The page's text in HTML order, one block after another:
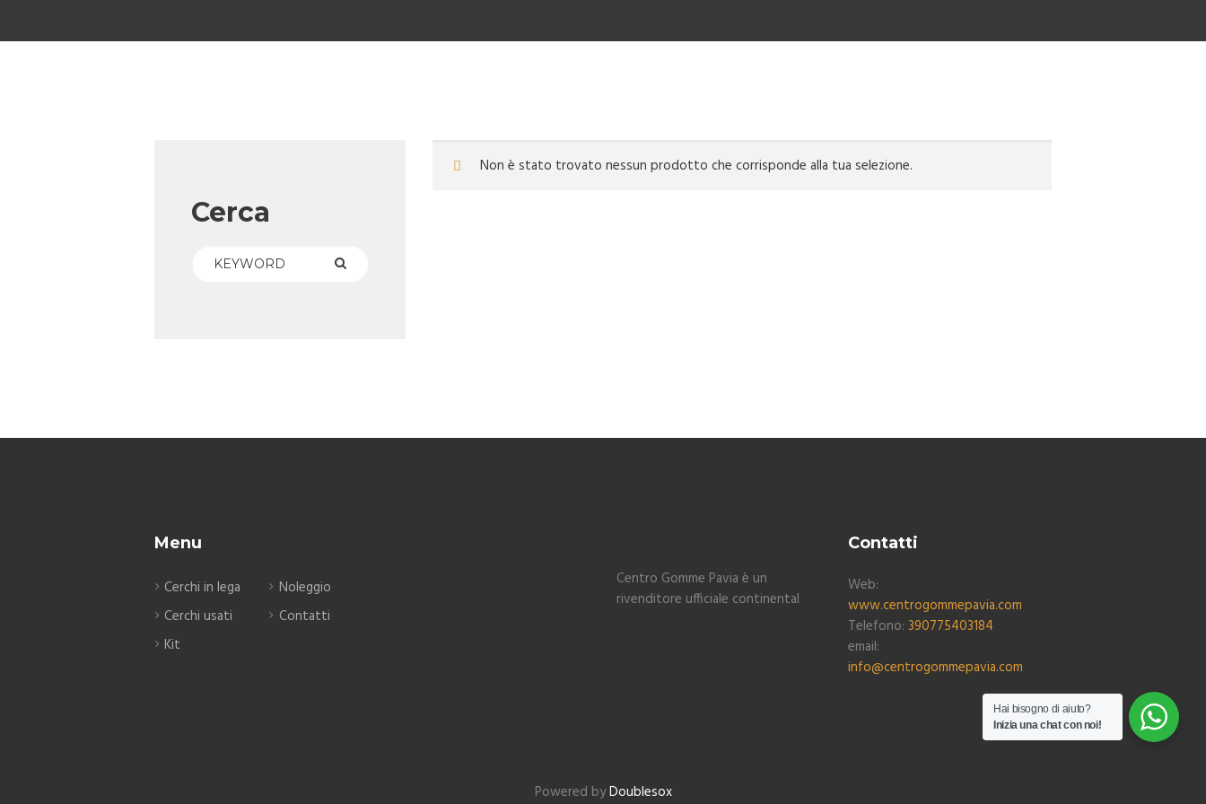
Non è stato trovato nessun prodotto che corrisponde alla tua selezione.
Cerca
Menu
Cerchi in lega
Cerchi usati
Kit
Noleggio
Contatti
Centro Gomme Pavia è un
rivenditore ufficiale continental
Contatti
Web:
www.centrogommepavia.com
Telefono: 390775403184
email:
info@centrogommepavia.com
Powered byDoublesox
Hai bisogno di aiuto?
Inizia una chat con noi!